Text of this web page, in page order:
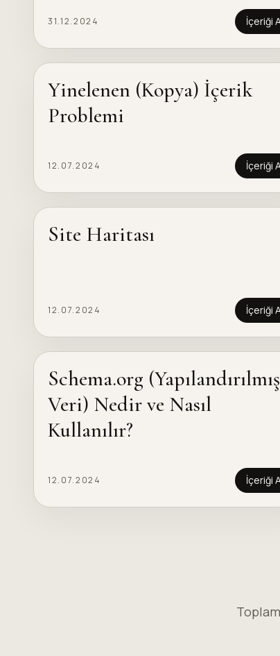
31.12.2024 İçeriği
Yinelenen (Kopya) İçerik
Problemi
12.07.2024 İçeriği
Site Haritası
12.07.2024 İçeriği
Schema.org (Yapılandırılmış
Veri) Nedir ve Nasıl
Kullanılır?
12.07.2024 İçeriği
Toplam